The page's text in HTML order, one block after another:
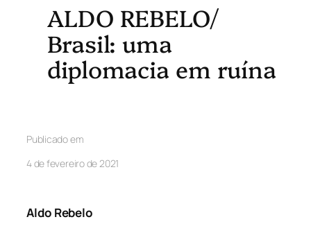
ALDO REBELO/
Brasil: uma
diplomacia em ruína
Publicado em
4 de fevereiro de 2021
Aldo Rebelo